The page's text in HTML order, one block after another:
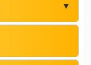
▼